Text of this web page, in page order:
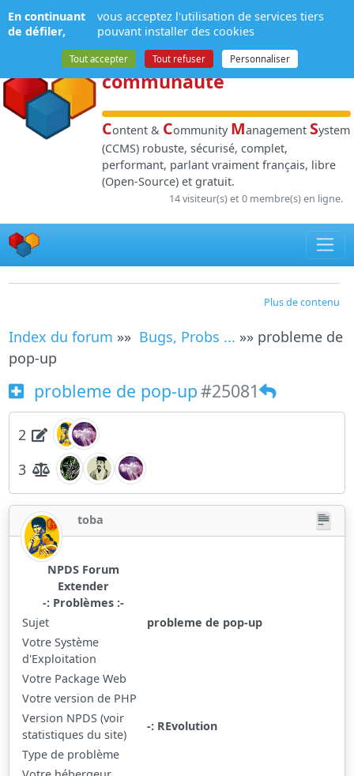
NPDS:Gestion de
contenuet de
communauté
Content & Community Management System
(CCMS) robuste, sécurisé, complet,
performant, parlant vraiment français, libre
(Open-Source) et gratuit.
14 visiteur(s) et 0 membre(s) en ligne.
Plus de contenu
Index du forum »» Bugs, Probs ... »» probleme de
pop-up
probleme de pop-up#25081
2
3
toba
NPDS Forum
Extender
-: Problèmes :-
Sujet
probleme de pop-up
Votre Système
d'Exploitation
Votre Package Web
Votre version de PHP
Version NPDS (voir
statistiques du site)
-: REvolution
Type de problème
Panneau de gestion des cookies
En continuant
de défiler,
vous acceptez l'utilisation de services tiers
pouvant installer des cookies
Tout accepter Tout refuser Personnaliser